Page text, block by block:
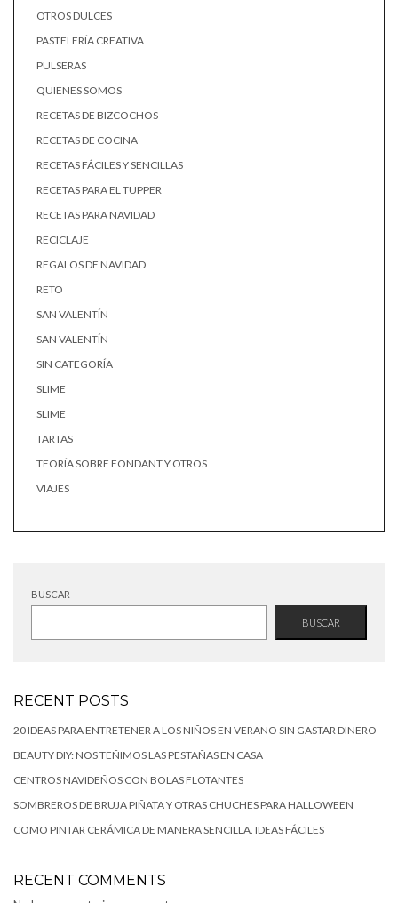
OTROS DULCES
PASTELERÍA CREATIVA
PULSERAS
QUIENES SOMOS
RECETAS DE BIZCOCHOS
RECETAS DE COCINA
RECETAS FÁCILES Y SENCILLAS
RECETAS PARA EL TUPPER
RECETAS PARA NAVIDAD
RECICLAJE
REGALOS DE NAVIDAD
RETO
SAN VALENTÍN
SAN VALENTÍN
SIN CATEGORÍA
SLIME
SLIME
TARTAS
TEORÍA SOBRE FONDANT Y OTROS
VIAJES
BUSCAR
BUSCAR
RECENT POSTS
20 IDEAS PARA ENTRETENER A LOS NIÑOS EN VERANO SIN GASTAR DINERO
BEAUTY DIY: NOS TEÑIMOS LAS PESTAÑAS EN CASA
CENTROS NAVIDEÑOS CON BOLAS FLOTANTES
SOMBREROS DE BRUJA PIÑATA Y OTRAS CHUCHES PARA HALLOWEEN
COMO PINTAR CERÁMICA DE MANERA SENCILLA. IDEAS FÁCILES
RECENT COMMENTS